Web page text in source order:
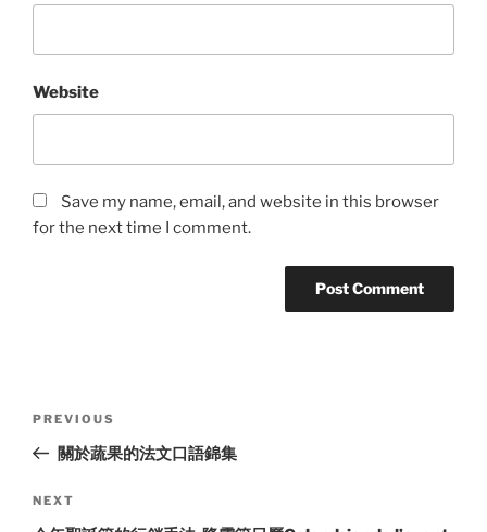
Website
Save my name, email, and website in this browser
for the next time I comment.
Previous
Post
PREVIOUS
關於蔬果的法文口語錦集
Next
NEXT